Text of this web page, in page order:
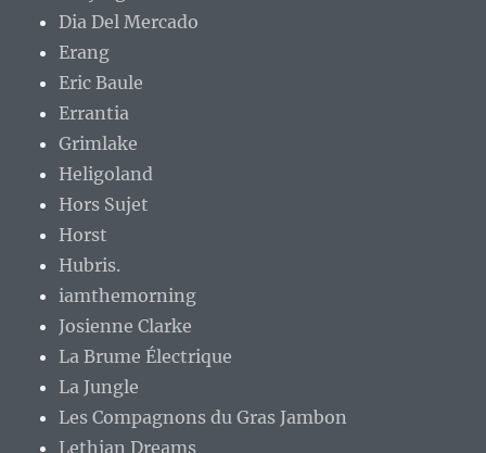
Dia Del Mercado
Erang
Eric Baule
Errantia
Grimlake
Heligoland
Hors Sujet
Horst
Hubris.
iamthemorning
Josienne Clarke
La Brume Électrique
La Jungle
Les Compagnons du Gras Jambon
Lethian Dreams